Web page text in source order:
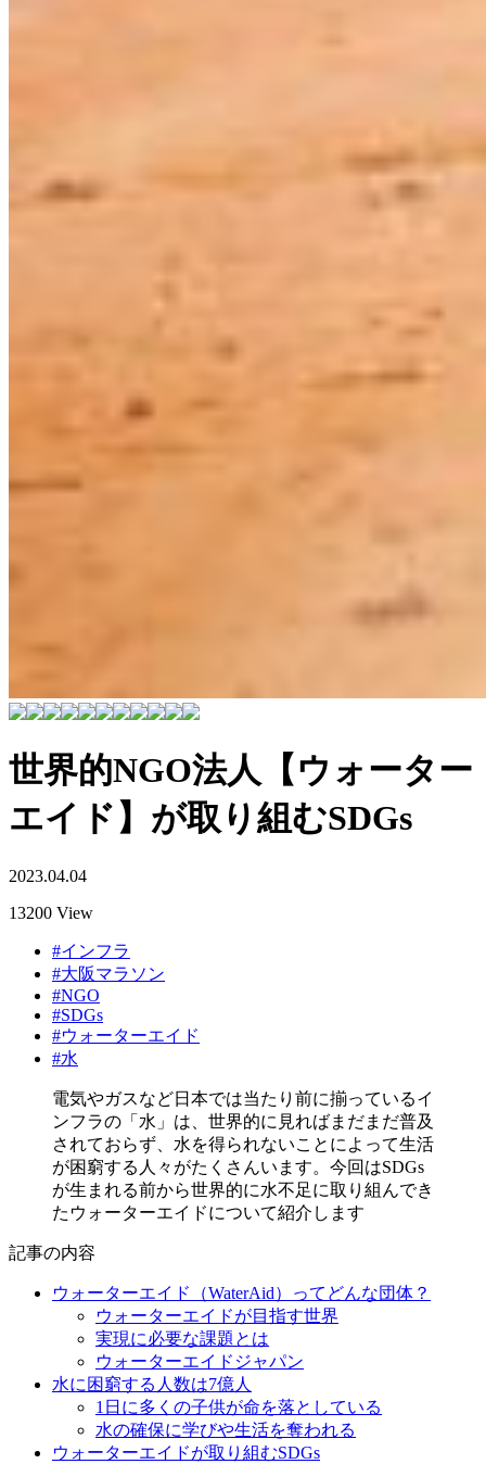
世界的NGO法人【ウォーター
エイド】が取り組むSDGs
2023.04.04
13200 View
#インフラ
#大阪マラソン
#NGO
#SDGs
#ウォーターエイド
#水
電気やガスなど日本では当たり前に揃っているイ
ンフラの「水」は、世界的に見ればまだまだ普及
されておらず、水を得られないことによって生活
が困窮する人々がたくさんいます。今回はSDGs
が生まれる前から世界的に水不足に取り組んでき
たウォーターエイドについて紹介します
記事の内容
ウォーターエイド（WaterAid）ってどんな団体？
ウォーターエイドが目指す世界
実現に必要な課題とは
ウォーターエイドジャパン
水に困窮する人数は7億人
1日に多くの子供が命を落としている
水の確保に学びや生活を奪われる
ウォーターエイドが取り組むSDGs